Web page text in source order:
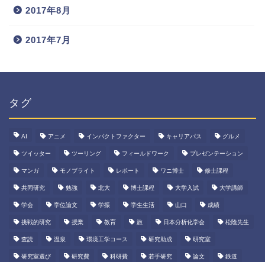
2017年8月
2017年7月
タグ
AI アニメ インパクトファクター キャリアパス グルメ
ツイッター ツーリング フィールドワーク プレゼンテーション
マンガ モノブライト レポート ワニ博士 修士課程
共同研究 勉強 北大 博士課程 大学入試 大学講師
学会 学位論文 学振 学生生活 山口 成績
挑戦的研究 授業 教育 旅 日本分析化学会 松陰先生
査読 温泉 環境工学コース 研究助成 研究室
研究室選び 研究費 科研費 若手研究 論文 鉄道